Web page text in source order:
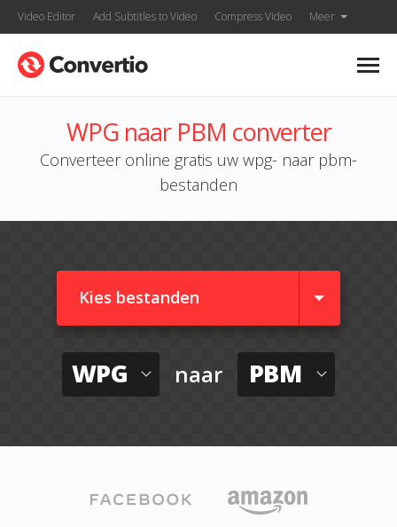
Video Editor Add Subtitles to Video Compress Video Meer
WPG naar PBM converter
Converteer online gratis uw wpg- naar pbm-
bestanden
Kies bestanden
WPG naar PBM